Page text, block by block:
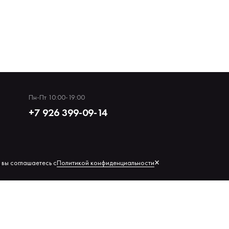
Пн-Пт 10:00-19:00
+7 926 399-09-14
соглашаетесь сПолитикой конфиденциальности×